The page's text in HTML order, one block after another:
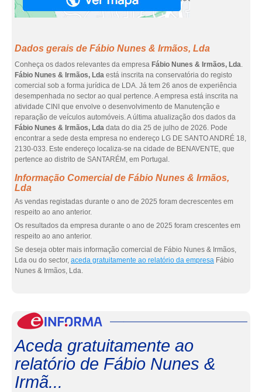
Dados gerais de Fábio Nunes & Irmãos, Lda
Conheça os dados relevantes da empresa Fábio Nunes & Irmãos, Lda.
Fábio Nunes & Irmãos, Lda está inscrita na conservatória do registo
comercial sob a forma jurídica de LDA. Já tem 26 anos de experiência
desempenhada no sector ao qual pertence. A empresa está inscrita na
atividade CINI que envolve o desenvolvimento de Manutenção e
reparação de veículos automóveis. A última atualização dos dados da
Fábio Nunes & Irmãos, Lda data do dia 25 de julho de 2026. Pode
encontrar a sede desta empresa no endereço LG DE SANTO ANDRÉ 18,
2130-033. Este endereço localiza-se na cidade de BENAVENTE, que
pertence ao distrito de SANTARÉM, em Portugal.
Informação Comercial de Fábio Nunes & Irmãos,
Lda
As vendas registadas durante o ano de 2025 foram decrescentes em
respeito ao ano anterior.
Os resultados da empresa durante o ano de 2025 foram crescentes em
respeito ao ano anterior.
Se deseja obter mais informação comercial de Fábio Nunes & Irmãos,
Lda ou do sector, aceda gratuitamente ao relatório da empresa Fábio
Nunes & Irmãos, Lda.
Aceda gratuitamente ao
relatório de Fábio Nunes &
Irmã...